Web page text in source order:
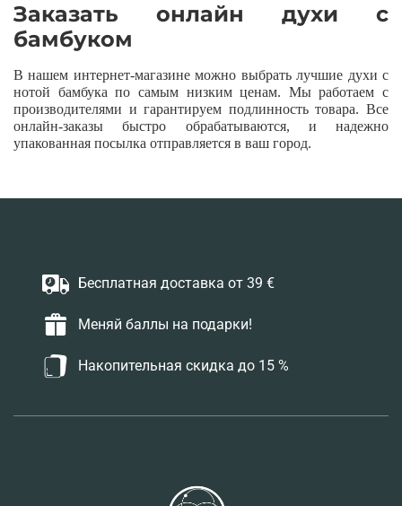
Заказать онлайн духи с
бамбуком
В нашем интернет-магазине можно выбрать лучшие духи с
нотой бамбука по самым низким ценам. Мы работаем с
производителями и гарантируем подлинность товара. Все
онлайн-заказы быстро обрабатываются, и надежно
упакованная посылка отправляется в ваш город.
Бесплатная доставка от 39 €
Меняй баллы на подарки!
Накопительная скидка до 15 %